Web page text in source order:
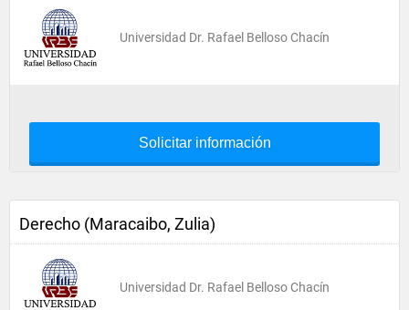
Universidad Dr. Rafael Belloso Chacín
Solicitar información
Derecho (Maracaibo, Zulia)
Universidad Dr. Rafael Belloso Chacín